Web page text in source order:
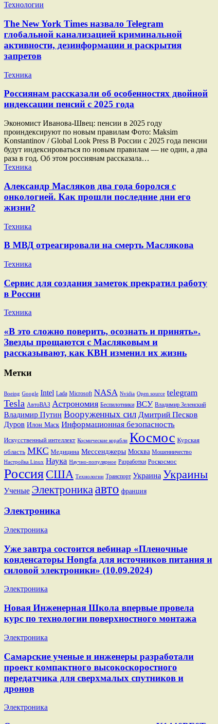
Технологии
The New York Times назвало Telegram
глобальной канализацией криминальной
активности, дезинформации и раскрытия
запретов
Техника
Россиянам рассказали об особенностях двойной
индексации пенсий с 2025 года
Экономист Иванова-Швец: пенсии в 2025 году
проиндексируют по новым правилам Фото: Maksim
Konstantinov / Global Look Press В России с 2025 года пенсии
будут индексироваться по новым правилам — не один, а два
раза в год. Об этом россиянам рассказала…
Техника
Александр Масляков два года боролся с
онкологией. Как прошли последние дни его
жизни?
Техника
В МВД отреагировали на смерть Маслякова
Техника
Сервис для создания заметок прекратил работу
в России
Техника
«В это сложно поверить, осознать и принять».
Звезды прощаются с Масляковым и
рассказывают, как КВН изменил их жизнь
Метки
Boeing Google Intel Lada Microsoft NASA Nvidia Open source telegram
Tesla АвтоВАЗ Астрономия Беспилотники ВСУ Владимир Зеленский
Владимир Путин Вооруженных сил Дмитрий Песков
Дуров Илон Маск Информационная безопасность
Искусственный интеллект Космические корабли Космос Курская
область МКС Медицина Мессенджеры Москва Мошенничество
Настройка Linux Наука Научно-популярное Разработки Роскосмос
РоссияСША Технологии Транспорт Украина Украины
Ученые Электроника авто франция
Электроника
Электроника
Уже завтра состоится вебинар «Пленочные
конденсаторы Hongfa для источников питания и
силовой электроники» (10.09.2024)
Электроника
Новая Инженерная Школа впервые провела
курс по технологии поверхностного монтажа
Электроника
Самарские ученые и инженеры разработали
проект компактного высокоскоростного
передатчика для сверхмалых спутников и
дронов
Электроника